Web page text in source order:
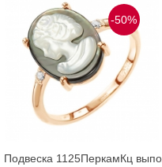
-50%
Подвеска 1125ПеркамКц